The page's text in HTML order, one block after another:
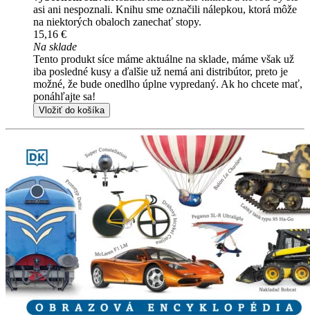
asi ani nespoznali. Knihu sme označili nálepkou, ktorá môže
na niektorých obaloch zanechať stopy.
15,16 €
Na sklade
Tento produkt síce máme aktuálne na sklade, máme však už
iba posledné kusy a ďalšie už nemá ani distribútor, preto je
možné, že bude onedlho úplne vypredaný. Ak ho chcete mať,
ponáhľajte sa!
Vložiť do košíka